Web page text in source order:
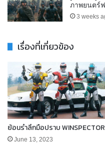
ภาพยนตร์
3 weeks
เรื่องที่เกี่ยวข้อง
ย้อนรำลึกมือปราบ WINSPECTOR
June 13, 2023